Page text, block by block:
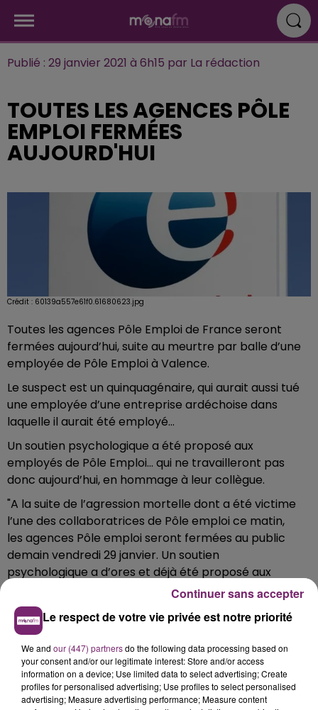
Publié : 29 janvier 2021 à 6h15 par La rédaction
TOUTES LES AGENCES PÔLE
EMPLOI FERMÉES
AUJOURD'HUI
Crédit : 60139a557e61f0.61680623.jpg
Toutes les agences Pôle Emploi de France seront
fermées aujourd’hui, suite au meurtre par balle d’une
employée de Pôle Emploi à Valence.
Le suspect est un quinquagénaire, qui aurait aussi tué
une employée d’une entreprise ardéchoise dans
laquelle il aurait été employé…
Un soutien psychologique a été proposé aux
employés de Pôle Emploi... qui ne travailleront pas
donc aujourd’hui, en hommage à leur collègue.
"A la suite de l’agression mortelle dont a été victime
l’une des collaboratrices de Pôle emploi ce matin,
les agences Pôle emploi seront fermées au public
demain vendredi 29 janvier. Un soutien
psychologique a d’ores et déjà été proposé aux
agents. En solidarité avec la famille de la victime, ses
proches et l’ensemble de ses collègues, une minute
de silence sera respectée à midi dans tout
l’établissement. Ce temps permettra aux équipes de
Pôle emploi de se recueillir.
Les services de Pôle emploi restent accessibles à
distance et les conseillers sont mobilisés pour
Le respect de votre vie privée est notre priorité
We and our (447) partnersdo the following data processing based on
your consent and/or our legitimate interest: Store and/or access
information on a device; Use limited data to select advertising; Create
profiles for personalised advertising; Use profiles to select personalised
advertising; Measure advertising performance; Measure content
Continuer sans accepter